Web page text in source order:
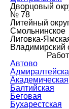
Дворцовый
№ 78
Литейный
Смольнинское
Лиговка-
Владимирский
Автово
Академическая
Балтийская
Беговая
Бухарестская